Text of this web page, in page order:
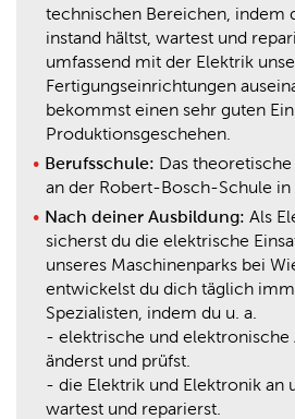
technischen Bereichen, indem
instand hältst, wartest und
umfassend mit der Elektrik
Fertigungseinrichtungen
bekommst einen sehr guten
Produktionsgeschehen.
Berufsschule: Das
an der Robert-Bosch-Schule in
Nach deiner Ausbildung: Als
sicherst du die elektrische
unseres Maschinenparks bei
entwickelst du dich täglich
Spezialisten, indem du u. a.
- elektrische und elektronische
änderst und prüfst.
- die Elektrik und Elektronik an
wartest und reparierst.